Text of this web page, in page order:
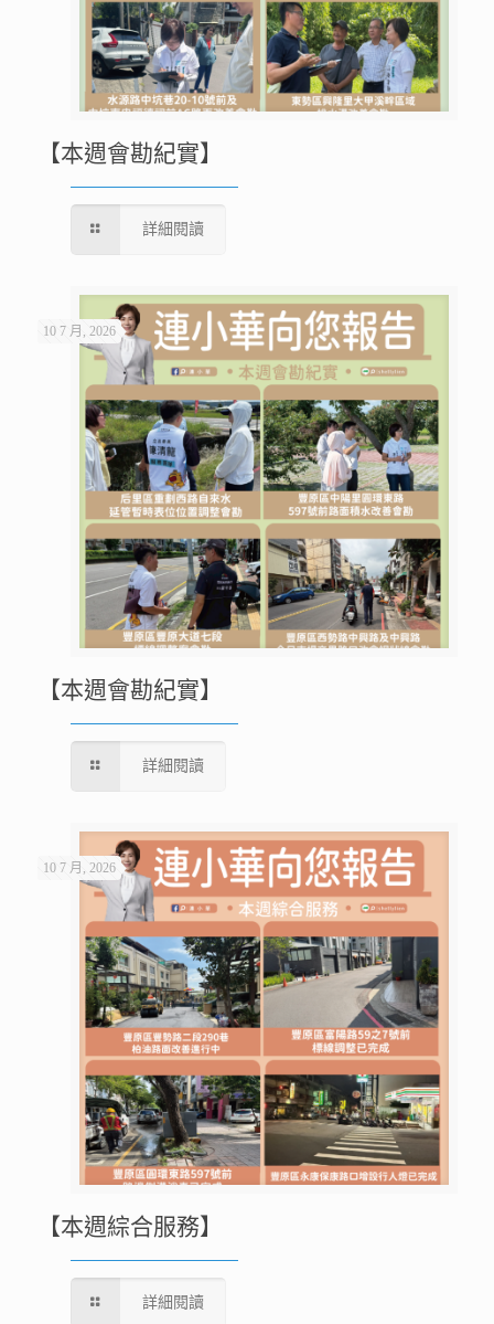
【本週會勘紀實】
詳細閱讀
10 7 月, 2026
【本週會勘紀實】
詳細閱讀
10 7 月, 2026
【本週綜合服務】
詳細閱讀